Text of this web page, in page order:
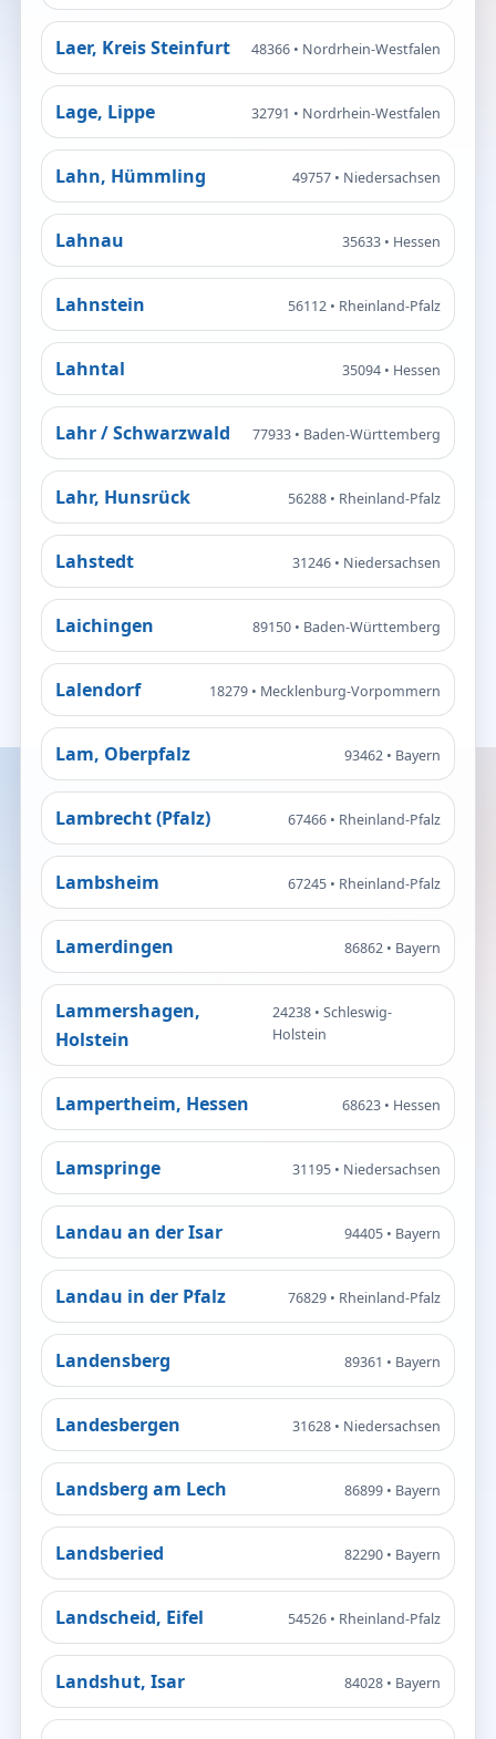
Laer, Kreis Steinfurt 48366 • Nordrhein-Westfalen
Lage, Lippe 32791 • Nordrhein-Westfalen
Lahn, Hümmling 49757 • Niedersachsen
Lahnau 35633 • Hessen
Lahnstein 56112 • Rheinland-Pfalz
Lahntal 35094 • Hessen
Lahr / Schwarzwald 77933 • Baden-Württemberg
Lahr, Hunsrück 56288 • Rheinland-Pfalz
Lahstedt 31246 • Niedersachsen
Laichingen 89150 • Baden-Württemberg
Lalendorf 18279 • Mecklenburg-Vorpommern
Lam, Oberpfalz 93462 • Bayern
Lambrecht (Pfalz) 67466 • Rheinland-Pfalz
Lambsheim 67245 • Rheinland-Pfalz
Lamerdingen 86862 • Bayern
Lammershagen,
Holstein
24238 • Schleswig-
Holstein
Lampertheim, Hessen 68623 • Hessen
Lamspringe 31195 • Niedersachsen
Landau an der Isar 94405 • Bayern
Landau in der Pfalz 76829 • Rheinland-Pfalz
Landensberg 89361 • Bayern
Landesbergen 31628 • Niedersachsen
Landsberg am Lech 86899 • Bayern
Landsberied 82290 • Bayern
Landscheid, Eifel 54526 • Rheinland-Pfalz
Landshut, Isar 84028 • Bayern